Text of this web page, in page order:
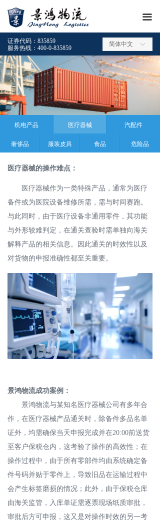
ꀅ
简体中文
证券代码：835859
服务热线：400-0-835859
끀
机电产品 医疗器械 汽配件
奢侈品 服装皮具 食品 危险品
医疗器械的操作难点：
医疗器械作为一类特殊产品，通常为医疗
备件或为医院设备维修所需，需与时间赛跑。
与此同时，由于医疗设备非通用零件，其功能
与外形较难判定，在通关查验时需单独向海关
解释产品的相关信息。因此通关的时效性以及
对货物的申报准确性都至关重要。
景鸿物流成功案例：
景鸿物流与某知名医疗器械公司有多年合
作，在医疗器械产品通关时，除备件多品名单
证外，均需确保当天申报完成并在20:00前送货
至客户保税仓内，这考验了操作的高效性；在
操作过程中，由于所有零部件均由系统确定备
件号码并贴于零件上，导致旧品在运输过程中
会产生标签磨损的情况；此外，由于保税仓库
由海关监管，入库单证需逐票现场纸质审批，
审批后方可申报，这又是对操作时效的另一考